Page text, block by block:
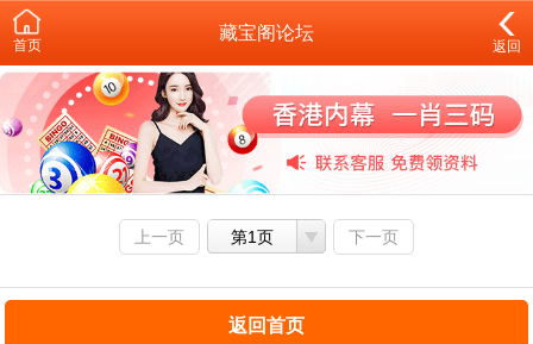
首页
藏宝阁论坛
返回
上一页 第1页 下一页
返回首页